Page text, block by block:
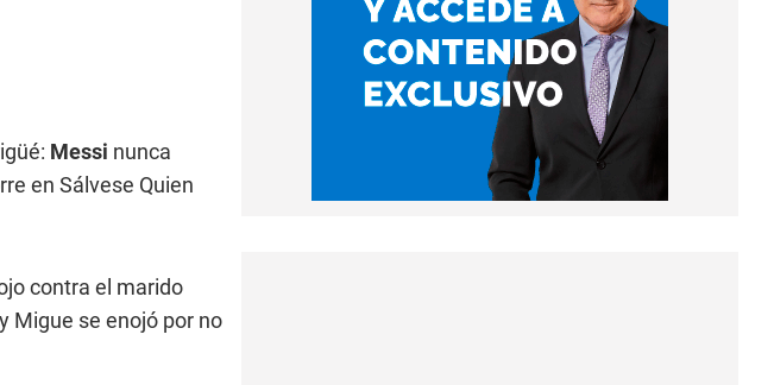
Messi nunca
en Sálvese Quien
contra el marido
Migue se enojó por no